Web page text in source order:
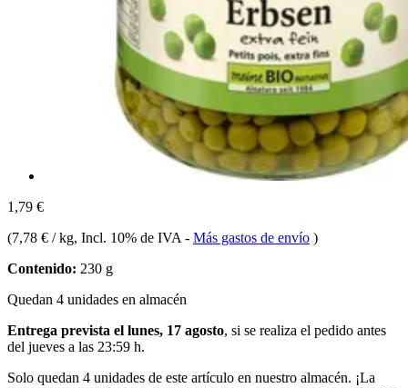
1,79 €
(7,78 € / kg, Incl. 10% de IVA - Más gastos de envío )
Contenido: 230 g
Quedan 4 unidades en almacén
Entrega prevista el lunes, 17 agosto, si se realiza el pedido antes
del jueves a las 23:59 h.
Solo quedan 4 unidades de este artículo en nuestro almacén. ¡La